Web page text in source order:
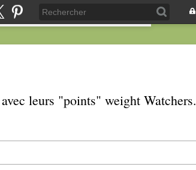
leurs "points" weight Watchers.